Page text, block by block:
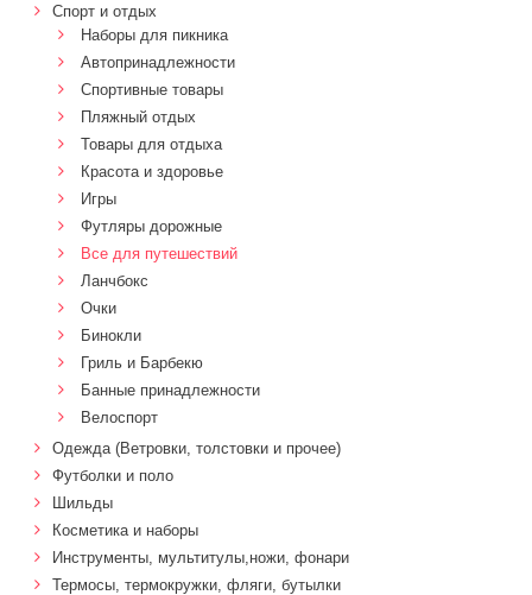
Спорт и отдых
Наборы для пикника
Автопринадлежности
Спортивные товары
Пляжный отдых
Товары для отдыха
Красота и здоровье
Игры
Футляры дорожные
Все для путешествий
Ланчбокс
Очки
Бинокли
Гриль и Барбекю
Банные принадлежности
Велоспорт
Одежда (Ветровки, толстовки и прочее)
Футболки и поло
Шильды
Косметика и наборы
Инструменты, мультитулы,ножи, фонари
Термосы, термокружки, фляги, бутылки